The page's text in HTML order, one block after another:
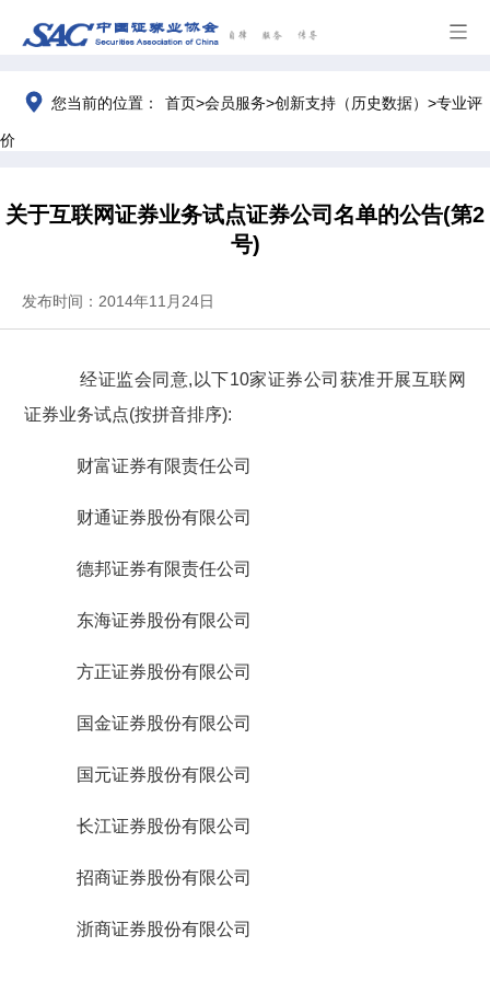
您当前的位置： 首页>会员服务>创新支持（历史数据） >专业评
价
关于互联网证券业务试点证券公司名单的公告(第2
号)
发布时间：2014年11月24日
经证监会同意,以下10家证券公司获准开展互联网
证券业务试点(按拼音排序):
财富证券有限责任公司
财通证券股份有限公司
德邦证券有限责任公司
东海证券股份有限公司
方正证券股份有限公司
国金证券股份有限公司
国元证券股份有限公司
长江证券股份有限公司
招商证券股份有限公司
浙商证券股份有限公司